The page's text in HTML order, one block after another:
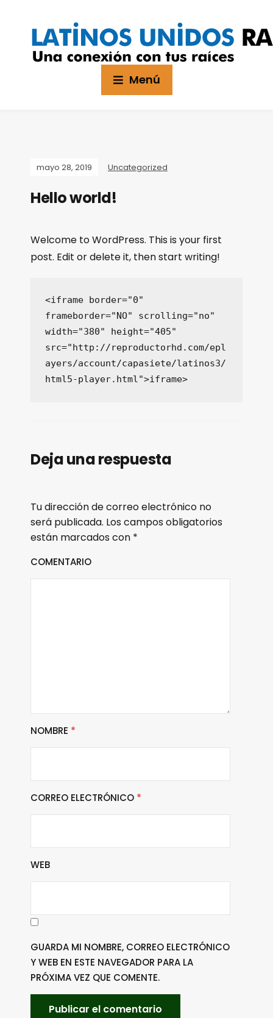
Menú
mayo 28, 2019 Uncategorized
Hello world!
Welcome to WordPress. This is your first
post. Edit or delete it, then start writing!
<iframe border="0"
frameborder="NO" scrolling="no"
width="380" height="405"
src="http://reproductorhd.com/epl
ayers/account/capasiete/latinos3/
html5-player.html">iframe>
Deja una respuesta
Tu dirección de correo electrónico no
será publicada. Los campos obligatorios
están marcados con *
COMENTARIO
NOMBRE *
CORREO ELECTRÓNICO *
WEB
GUARDA MI NOMBRE, CORREO ELECTRÓNICO
Y WEB EN ESTE NAVEGADOR PARA LA
PRÓXIMA VEZ QUE COMENTE.